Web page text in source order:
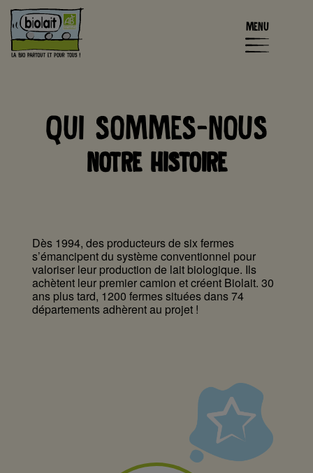
MENU
QUI SOMMES-NOUS
NOTRE HISTOIRE
Dès 1994, des producteurs de six fermes
s’émancipent du système conventionnel pour
valoriser leur production de lait biologique. Ils
achètent leur premier camion et créent Biolait. 30
ans plus tard, 1200 fermes situées dans 74
départements adhèrent au projet !